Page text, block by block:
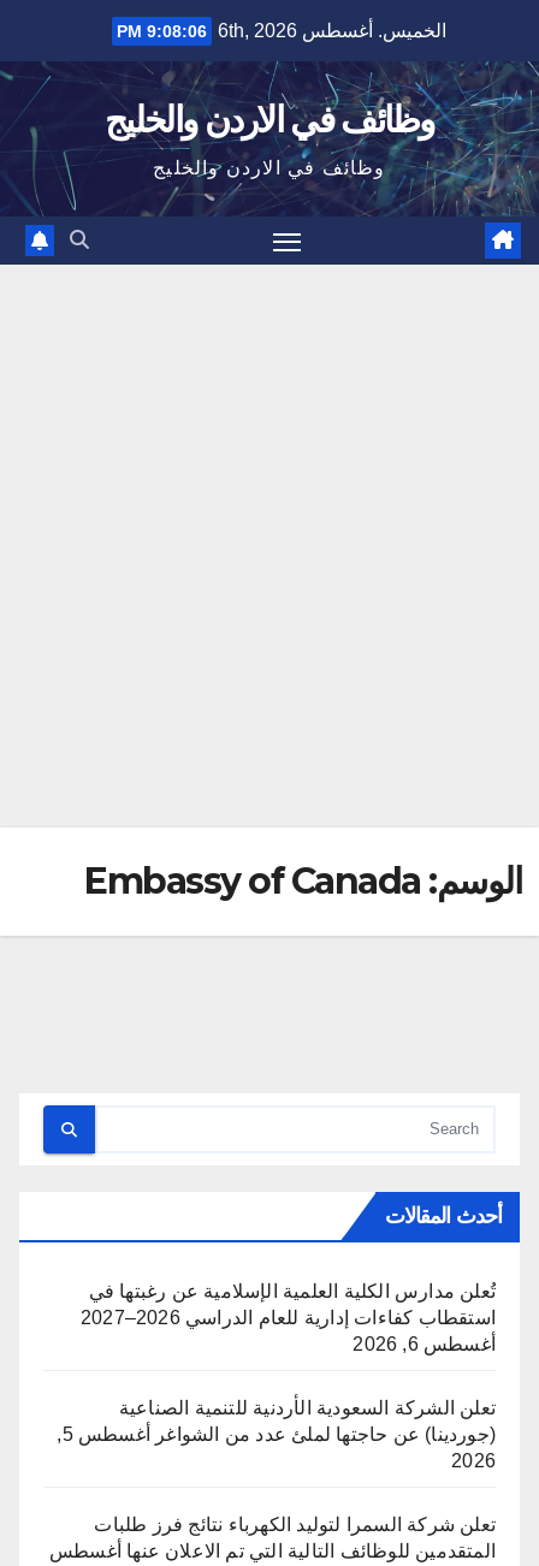
content
الخميس. أغسطس 6th, 2026 9:08:07 PM
وظائف في الاردن والخليج
وظائف في الاردن والخليج
الوسم: Embassy of Canada
أحدث المقالات
تُعلن مدارس الكلية العلمية الإسلامية عن رغبتها في
استقطاب كفاءات إدارية للعام الدراسي 2026–2027
أغسطس 6, 2026
تعلن الشركة السعودية الأردنية للتنمية الصناعية
(جوردينا) عن حاجتها لملئ عدد من الشواغر
أغسطس 5,
2026
تعلن شركة السمرا لتوليد الكهرباء نتائج فرز طلبات
المتقدمين للوظائف التالية التي تم الاعلان عنها أغسطس